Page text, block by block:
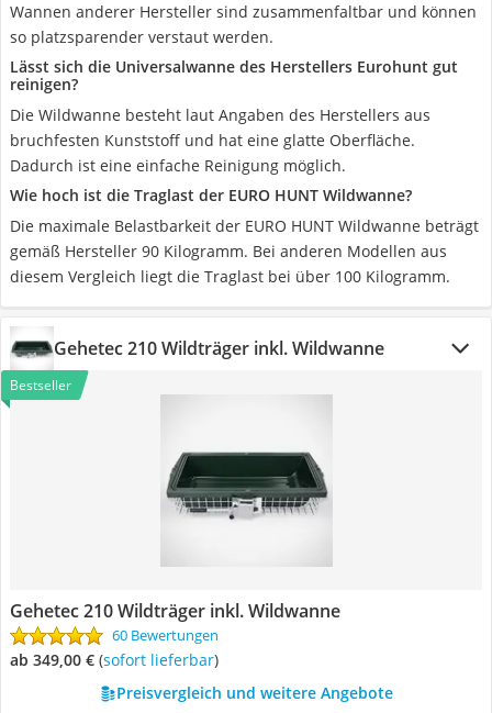
Wannen anderer Hersteller sind zusammenfaltbar und können
so platzsparender verstaut werden.
Lässt sich die Universalwanne des Herstellers Eurohunt gut
reinigen?
Die Wildwanne besteht laut Angaben des Herstellers aus
bruchfesten Kunststoff und hat eine glatte Oberfläche.
Dadurch ist eine einfache Reinigung möglich.
Wie hoch ist die Traglast der EURO HUNT Wildwanne?
Die maximale Belastbarkeit der EURO HUNT Wildwanne beträgt
gemäß Hersteller 90 Kilogramm. Bei anderen Modellen aus
diesem Vergleich liegt die Traglast bei über 100 Kilogramm.
Gehetec 210 Wildträger inkl. Wildwanne
Bestseller
Gehetec 210 Wildträger inkl. Wildwanne
60 Bewertungen
ab 349,00 € ( Sofort lieferbar)
Preisvergleich und weitere Angebote